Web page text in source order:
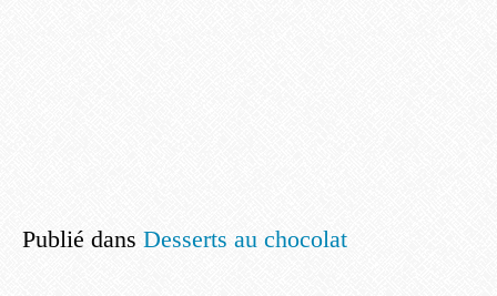
Publié dans Desserts au chocolat